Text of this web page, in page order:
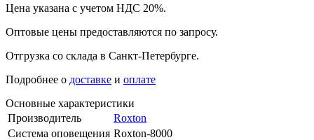
Цена указана с учетом НДС 20%.
Оптовые цены предоставляются по запросу.
Отгрузка со склада в Санкт-Петербурге.
Подробнее о доставке и оплате
Основные характеристики
Производитель
Roxton
Система оповещения Roxton-8000